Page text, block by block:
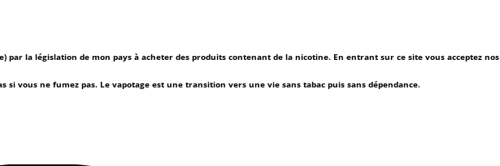
par la législation de mon pays à acheter des produits contenant de la nicotine. En entrant sur ce site vous acceptez nos
si vous ne fumez pas. Le vapotage est une transition vers une vie sans tabac puis sans dépendance.